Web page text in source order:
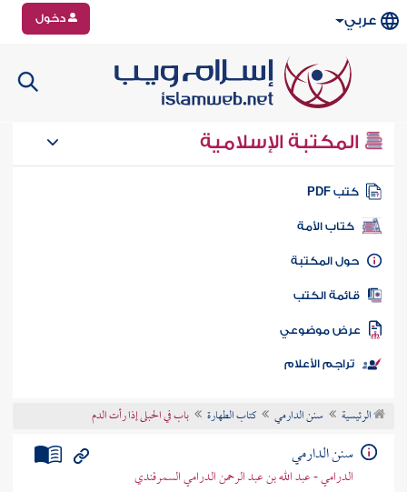
عربي دخول
المكتبة الإسلامية
كتب PDF
كتاب الأمة
المكتبة
الكتب
موضوعي
تراجم الأعلام
الرئيسية سنن الدارمي كتاب الطهارة باب في الحبلى إذا رأت الدم
سنن الدارمي
الدرامي - عبد الله بن عبد الرحمن الدرامي السمرقندي